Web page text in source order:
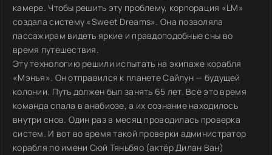
камере. Чтобы решить эту проблему, корпорация «LM»
создала систему «Sweet Dreams». Она позволяла
пассажирам видеть яркие и правдоподобные сны во
время путешествия.
Эту технологию решили испытать на экипаже корабля
«Мэнъя». Он отправился к планете Сайлун — будущей
колонии. Путь должен был занять 65 лет. Всё это время
команда спала в анабиозе, а их сознание находилось
внутри снов. Один раз в месяц проводилась проверка
систем. И вот во время такой проверки администратор
корабля по имени Сюй Тяньбяо (актёр Дилан Ван)